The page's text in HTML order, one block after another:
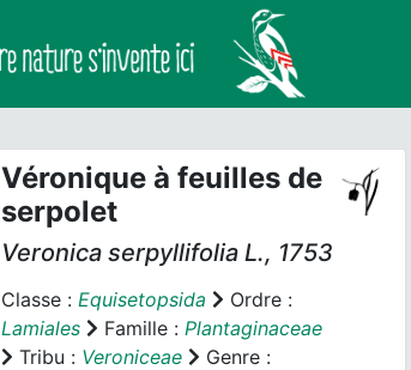
Véronique à feuilles de
serpolet
Veronica serpyllifoliaL., 1753
Classe : Equisetopsida
Ordre :
Lamiales
Famille : Plantaginaceae
Tribu : Veroniceae
Genre :